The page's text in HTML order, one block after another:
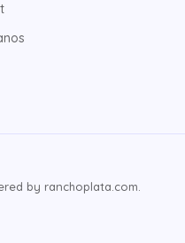
by ranchoplata.com.